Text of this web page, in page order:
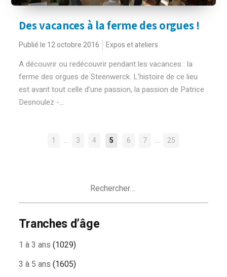
Des vacances à la ferme des orgues !
Publié le 12 octobre 2016 Expos et ateliers
A découvrir ou redécouvrir pendant les vacances : la
ferme des orgues de Steenwerck. L’histoire de ce lieu
est avant tout celle d’une passion, la passion de Patrice
Desnoulez -...
NAVIGATION
1 … 3 4 5 6 7 … 25
Tranches d’âge
1 à 3 ans (1029)
3 à 5 ans (1605)